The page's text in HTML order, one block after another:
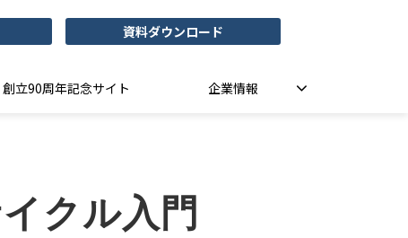
資料ダウンロード
創立90周年記念サイト 企業情報
クル入門